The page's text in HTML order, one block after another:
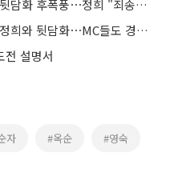
'나솔' 31기 옥순-영숙, 순자 뒷담화 후폭풍⋯정희 "죄송하다" 사과에도 비난
'나는 솔로' 31기 옥순, 영숙-정희와 뒷담화⋯MC들도 경악 "순자에게 당장 사과해"
전 설명서
자 #옥순 #영숙